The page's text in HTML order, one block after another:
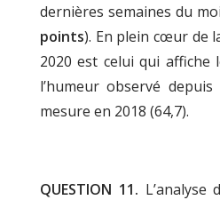
dernières semaines du
points). En plein cœur de
2020 est celui qui affiche
l’humeur observé
mesure en 2018 (64,7).
QUESTION 11. L’analyse